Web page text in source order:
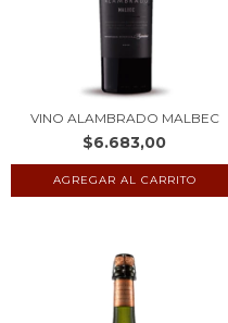
VINO ALAMBRADO MALBEC
$6.683,00